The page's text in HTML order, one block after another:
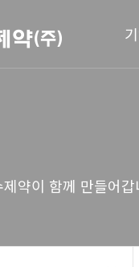
약이 함께 만들어갑